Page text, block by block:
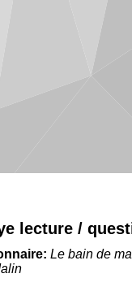
lecture /
Le bain de